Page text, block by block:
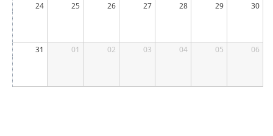
24 25 26 27 28 29 30
31 01 02 03 04 05 06